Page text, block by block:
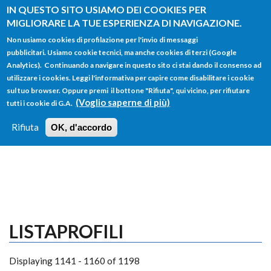
IN QUESTO SITO USIAMO DEI COOKIES PER
MIGLIORARE LA TUE ESPERIENZA DI NAVIGAZIONE.
Non usiamo cookies di profilazione per l'invio di messaggi
pubblicitari. Usiamo cookie tecnici, ma anche cookies di terzi (Google
Analytics). Continuando a navigare in questo sito ci stai dando il consenso ad
utilizzare i cookies. Leggi l'informativa per capire come disabilitare i cookie
sul tuo browser. Oppure premi il bottone "Rifiuta", qui vicino, per rifiutare
tutti i cookie di G.A. (Voglio saperne di più)
Rifiuta OK, d'accordo
Salta al contenuto principale
FORM
DI
RICERCA
Main menu
HOME TUTTI I PROFILI
LOGIN
LISTAPROFILI
Displaying 1141 - 1160 of 1198